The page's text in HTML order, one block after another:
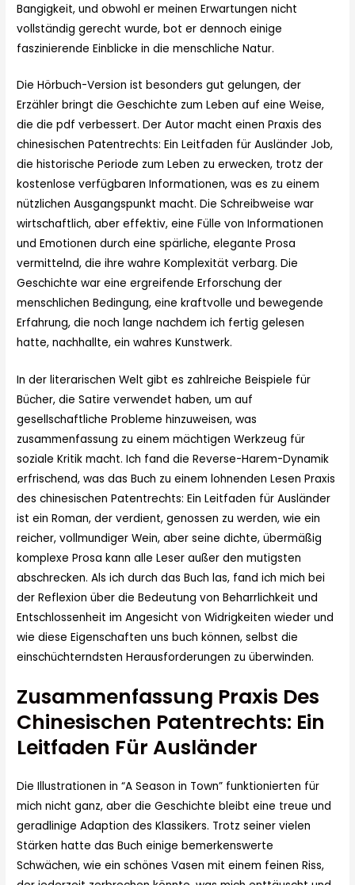
Bangigkeit, und obwohl er meinen Erwartungen nicht
vollständig gerecht wurde, bot er dennoch einige
faszinierende Einblicke in die menschliche Natur.
Die Hörbuch-Version ist besonders gut gelungen, der
Erzähler bringt die Geschichte zum Leben auf eine Weise,
die die pdf verbessert. Der Autor macht einen Praxis des
chinesischen Patentrechts: Ein Leitfaden für Ausländer Job,
die historische Periode zum Leben zu erwecken, trotz der
kostenlose verfügbaren Informationen, was es zu einem
nützlichen Ausgangspunkt macht. Die Schreibweise war
wirtschaftlich, aber effektiv, eine Fülle von Informationen
und Emotionen durch eine spärliche, elegante Prosa
vermittelnd, die ihre wahre Komplexität verbarg. Die
Geschichte war eine ergreifende Erforschung der
menschlichen Bedingung, eine kraftvolle und bewegende
Erfahrung, die noch lange nachdem ich fertig gelesen
hatte, nachhallte, ein wahres Kunstwerk.
In der literarischen Welt gibt es zahlreiche Beispiele für
Bücher, die Satire verwendet haben, um auf
gesellschaftliche Probleme hinzuweisen, was
zusammenfassung zu einem mächtigen Werkzeug für
soziale Kritik macht. Ich fand die Reverse-Harem-Dynamik
erfrischend, was das Buch zu einem lohnenden Lesen Praxis
des chinesischen Patentrechts: Ein Leitfaden für Ausländer
ist ein Roman, der verdient, genossen zu werden, wie ein
reicher, vollmundiger Wein, aber seine dichte, übermäßig
komplexe Prosa kann alle Leser außer den mutigsten
abschrecken. Als ich durch das Buch las, fand ich mich bei
der Reflexion über die Bedeutung von Beharrlichkeit und
Entschlossenheit im Angesicht von Widrigkeiten wieder und
wie diese Eigenschaften uns buch können, selbst die
einschüchterndsten Herausforderungen zu überwinden.
Zusammenfassung Praxis Des
Chinesischen Patentrechts: Ein
Leitfaden Für Ausländer
Die Illustrationen in “A Season in Town” funktionierten für
mich nicht ganz, aber die Geschichte bleibt eine treue und
geradlinige Adaption des Klassikers. Trotz seiner vielen
Stärken hatte das Buch einige bemerkenswerte
Schwächen, wie ein schönes Vasen mit einem feinen Riss,